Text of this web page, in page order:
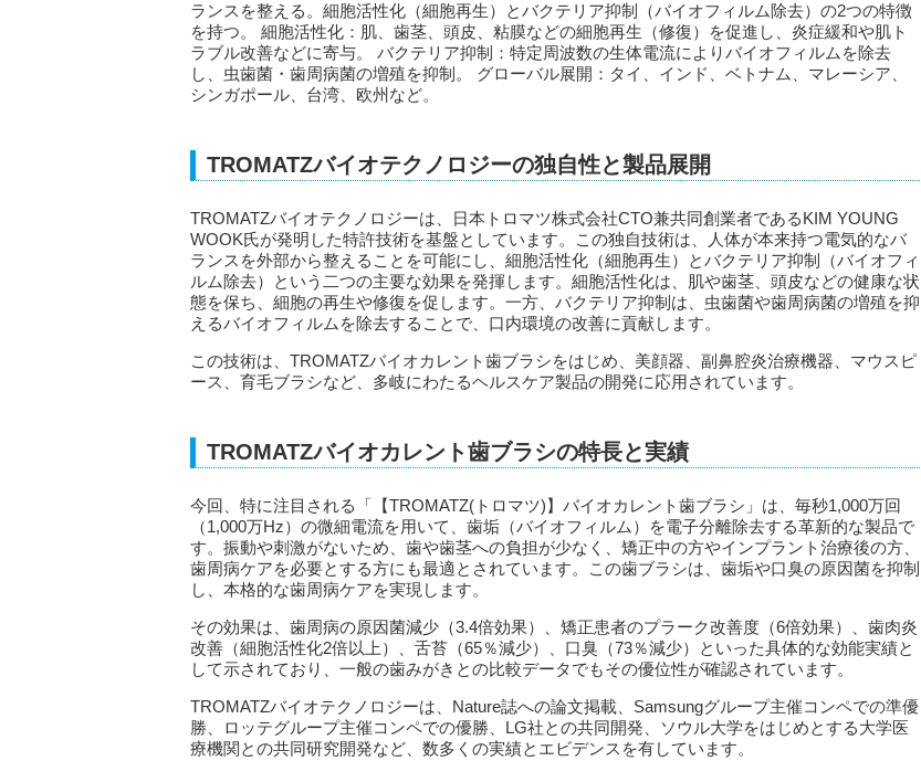
ランスを整える。細胞活性化（細胞再生）とバクテリア抑制（バイオフィルム除去）の2つの特徴
を持つ。 細胞活性化：肌、歯茎、頭皮、粘膜などの細胞再生（修復）を促進し、炎症緩和や肌ト
ラブル改善などに寄与。 バクテリア抑制：特定周波数の生体電流によりバイオフィルムを除去
し、虫歯菌・歯周病菌の増殖を抑制。 グローバル展開：タイ、インド、ベトナム、マレーシア、
シンガポール、台湾、欧州など。
TROMATZバイオテクノロジーの独自性と製品展開
TROMATZバイオテクノロジーは、日本トロマツ株式会社CTO兼共同創業者であるKIM YOUNG
WOOK氏が発明した特許技術を基盤としています。この独自技術は、人体が本来持つ電気的なバ
ランスを外部から整えることを可能にし、細胞活性化（細胞再生）とバクテリア抑制（バイオフィ
ルム除去）という二つの主要な効果を発揮します。細胞活性化は、肌や歯茎、頭皮などの健康な状
態を保ち、細胞の再生や修復を促します。一方、バクテリア抑制は、虫歯菌や歯周病菌の増殖を抑
えるバイオフィルムを除去することで、口内環境の改善に貢献します。
この技術は、TROMATZバイオカレント歯ブラシをはじめ、美顔器、副鼻腔炎治療機器、マウスピ
ース、育毛ブラシなど、多岐にわたるヘルスケア製品の開発に応用されています。
TROMATZバイオカレント歯ブラシの特長と実績
今回、特に注目される「【TROMATZ(トロマツ)】バイオカレント歯ブラシ」は、毎秒1,000万回
（1,000万Hz）の微細電流を用いて、歯垢（バイオフィルム）を電子分離除去する革新的な製品で
す。振動や刺激がないため、歯や歯茎への負担が少なく、矯正中の方やインプラント治療後の方、
歯周病ケアを必要とする方にも最適とされています。この歯ブラシは、歯垢や口臭の原因菌を抑制
し、本格的な歯周病ケアを実現します。
その効果は、歯周病の原因菌減少（3.4倍効果）、矯正患者のプラーク改善度（6倍効果）、歯肉炎
改善（細胞活性化2倍以上）、舌苔（65％減少）、口臭（73％減少）といった具体的な効能実績と
して示されており、一般の歯みがきとの比較データでもその優位性が確認されています。
TROMATZバイオテクノロジーは、Nature誌への論文掲載、Samsungグループ主催コンペでの準優
勝、ロッテグループ主催コンペでの優勝、LG社との共同開発、ソウル大学をはじめとする大学医
療機関との共同研究開発など、数多くの実績とエビデンスを有しています。